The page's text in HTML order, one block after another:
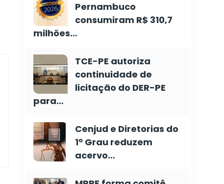
Pernambuco
consumiram R$ 310,7
milhões…
TCE-PE autoriza
continuidade de
licitação do DER-PE
para…
Cenjud e Diretorias do
1º Grau reduzem
acervo…